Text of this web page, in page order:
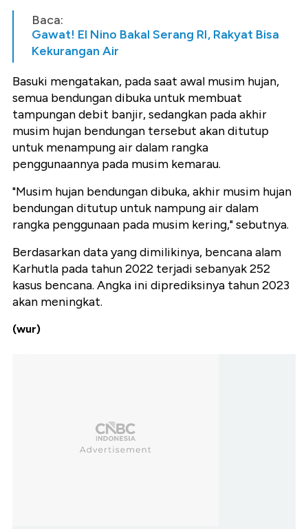
Baca:
Gawat! El Nino Bakal Serang RI, Rakyat Bisa
Kekurangan Air
Basuki mengatakan, pada saat awal musim hujan,
semua bendungan dibuka untuk membuat
tampungan debit banjir, sedangkan pada akhir
musim hujan bendungan tersebut akan ditutup
untuk menampung air dalam rangka
penggunaannya pada musim kemarau.
"Musim hujan bendungan dibuka, akhir musim hujan
bendungan ditutup untuk nampung air dalam
rangka penggunaan pada musim kering," sebutnya.
Berdasarkan data yang dimilikinya, bencana alam
Karhutla pada tahun 2022 terjadi sebanyak 252
kasus bencana. Angka ini diprediksinya tahun 2023
akan meningkat.
(wur)